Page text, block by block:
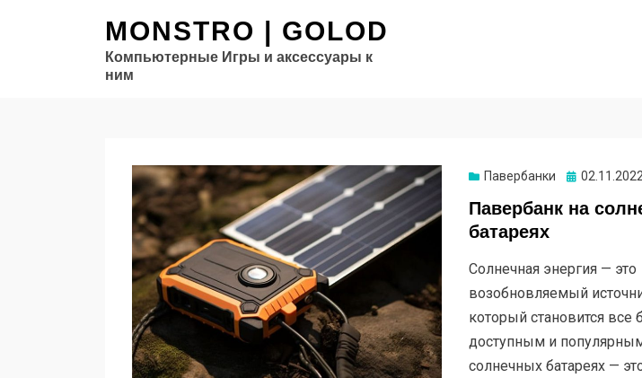
MONSTRO | GOLOD
Компьютерные Игры и аксессуары к
ним
Павербанки 02.11.2022
Павербанк на
батареях
Солнечная энергия — это
возобновляемый
который становится все
доступным и
солнечных батареях —